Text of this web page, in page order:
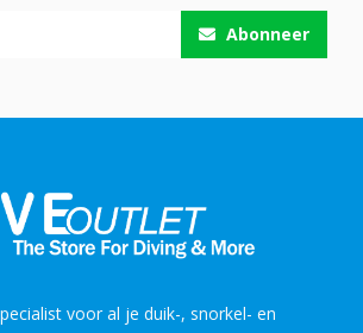
Abonneer
voor al je duik-, snorkel- en